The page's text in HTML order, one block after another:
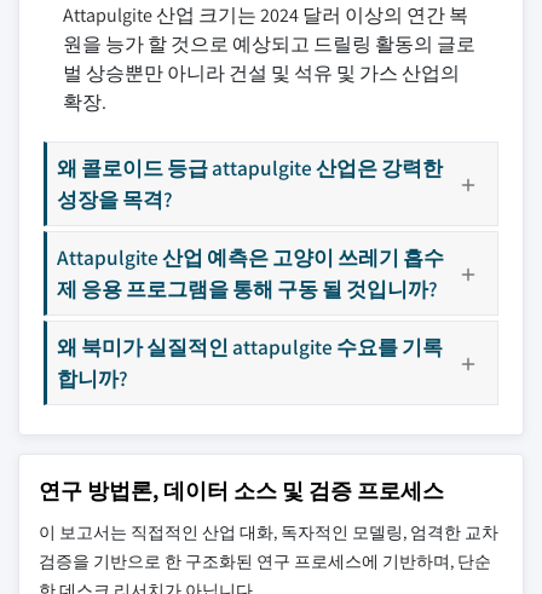
Attapulgite 산업 크기는 2024 달러 이상의 연간 복
원을 능가 할 것으로 예상되고 드릴링 활동의 글로
벌 상승뿐만 아니라 건설 및 석유 및 가스 산업의
확장.
왜 콜로이드 등급 attapulgite 산업은 강력한
성장을 목격?
Attapulgite 산업 예측은 고양이 쓰레기 흡수
제 응용 프로그램을 통해 구동 될 것입니까?
왜 북미가 실질적인 attapulgite 수요를 기록
합니까?
연구 방법론, 데이터 소스 및 검증 프로세스
이 보고서는 직접적인 산업 대화, 독자적인 모델링, 엄격한 교차
검증을 기반으로 한 구조화된 연구 프로세스에 기반하며, 단순